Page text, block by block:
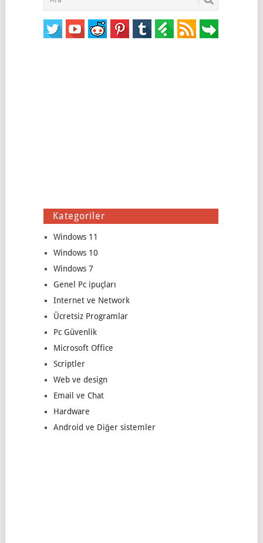
Kategoriler
Windows 11
Windows 10
Windows 7
Genel Pc ipuçları
Internet ve Network
Ücretsiz Programlar
Pc Güvenlik
Microsoft Office
Scriptler
Web ve design
Email ve Chat
Hardware
Android ve Diğer sistemler